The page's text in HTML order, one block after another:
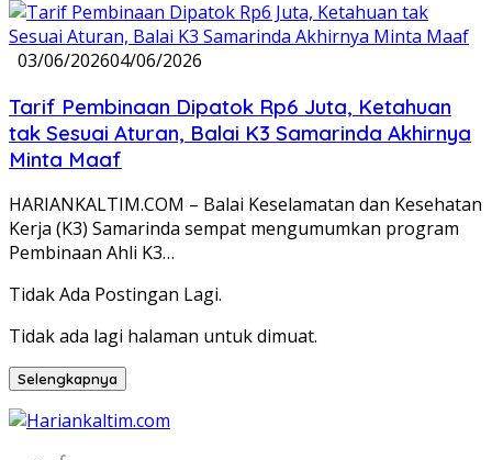
03/06/202604/06/2026
Tarif Pembinaan Dipatok Rp6 Juta, Ketahuan
tak Sesuai Aturan, Balai K3 Samarinda Akhirnya
Minta Maaf
HARIANKALTIM.COM – Balai Keselamatan dan Kesehatan
Kerja (K3) Samarinda sempat mengumumkan program
Pembinaan Ahli K3…
Tidak Ada Postingan Lagi.
Tidak ada lagi halaman untuk dimuat.
Selengkapnya